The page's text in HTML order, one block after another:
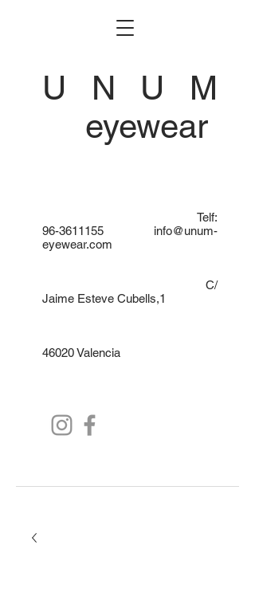
U N U M
eyewear
Telf:
96-3611155
info@unum-
eyewear.com
C/
Jaime Esteve Cubells,1
46020 Valencia